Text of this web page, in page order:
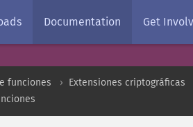
Documentation Get
funciones
Extensiones criptográficas